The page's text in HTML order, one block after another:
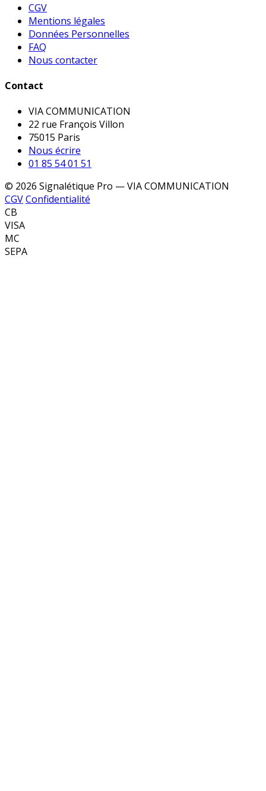
CGV
Mentions légales
Données Personnelles
FAQ
Nous contacter
Contact
VIA COMMUNICATION
22 rue François Villon
75015 Paris
Nous écrire
01 85 54 01 51
© 2026 Signalétique Pro — VIA COMMUNICATION
CGVConfidentialité
CB
VISA
MC
SEPA